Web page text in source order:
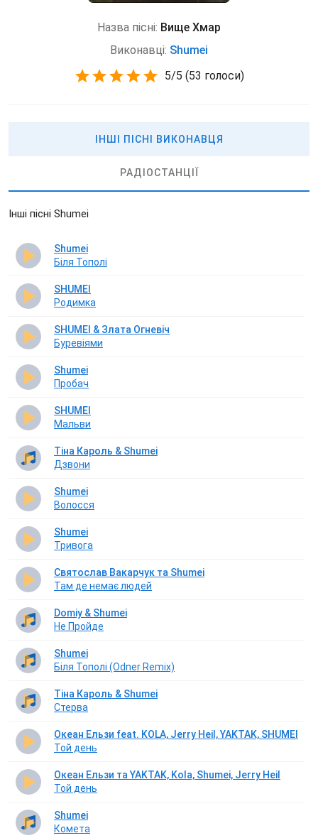
Назва пісні: Вище Хмар
Виконавці: Shumei
5/5 (53 голоси)
ІНШІ ПІСНІ ВИКОНАВЦЯ
РАДІОСТАНЦІЇ
Інші пісні Shumei
Shumei
Біля Тополі
SHUMEI
Родимка
SHUMEI & Злата Огневіч
Буревіями
Shumei
Пробач
SHUMEI
Мальви
Тіна Кароль & Shumei
Дзвони
Shumei
Волосся
Shumei
Тривога
Святослав Вакарчук та Shumei
Там де немає людей
Domiy & Shumei
Не Пройде
Shumei
Біля Тополі (Odner Remix)
Тіна Кароль & Shumei
Стерва
Океан Ельзи feat. KOLA, Jerry Heil, YAKTAK, SHUMEI
Той день
Океан Ельзи та YAKTAK, Kola, Shumei, Jerry Heil
Той день
Shumei
Комета